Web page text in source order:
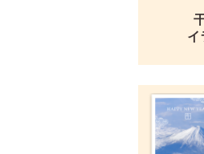
イ